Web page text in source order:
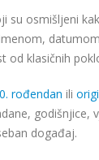
su osmišljeni
od klasičnih
rođendan ili
godišnjice,
događaj.